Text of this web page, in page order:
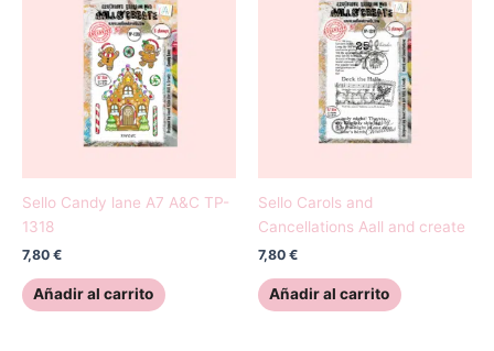
Sello Candy lane A7 A&C TP-
1318
7,80 €
Añadir al carrito
Sello Carols and
Cancellations Aall and create
7,80 €
Añadir al carrito